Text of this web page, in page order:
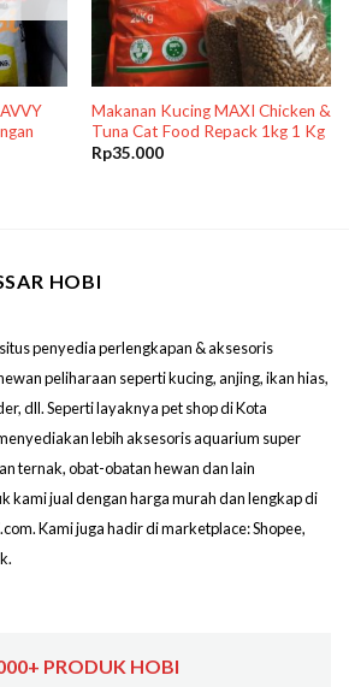
Makanan Kucing MAXI Chicken &
Tuna Cat Food Repack 1kg 1 Kg
Rp35.000
HOBI
penyedia perlengkapan & aksesoris
peliharaan seperti kucing, anjing, ikan hias,
dll. Seperti layaknya pet shop di Kota
lebih aksesoris aquarium super
ternak, obat-obatan hewan dan lain
kami jual dengan harga murah dan lengkap di
Kami juga hadir di marketplace: Shopee,
PRODUK HOBI